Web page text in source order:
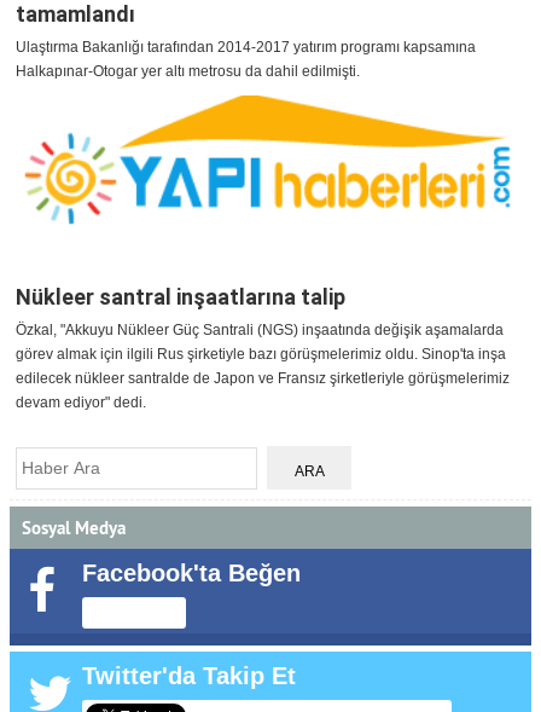
tamamlandı
Ulaştırma Bakanlığı tarafından 2014-2017 yatırım programı kapsamına
Halkapınar-Otogar yer altı metrosu da dahil edilmişti.
Nükleer santral inşaatlarına talip
Özkal, "Akkuyu Nükleer Güç Santrali (NGS) inşaatında değişik aşamalarda
görev almak için ilgili Rus şirketiyle bazı görüşmelerimiz oldu. Sinop'ta inşa
edilecek nükleer santralde de Japon ve Fransız şirketleriyle görüşmelerimiz
devam ediyor" dedi.
Sosyal Medya
Facebook'ta Beğen
Twitter'da Takip Et